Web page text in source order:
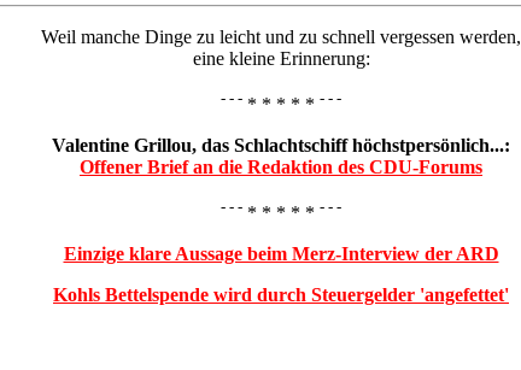
Weil manche Dinge zu leicht und zu schnell vergessen werden,
eine kleine Erinnerung:
- - - * * * * * - - -
Valentine Grillou, das Schlachtschiff höchstpersönlich...:
Offener Brief an die Redaktion des CDU-Forums
- - - * * * * * - - -
Einzige klare Aussage beim Merz-Interview der ARD
Kohls Bettelspende wird durch Steuergelder 'angefettet'